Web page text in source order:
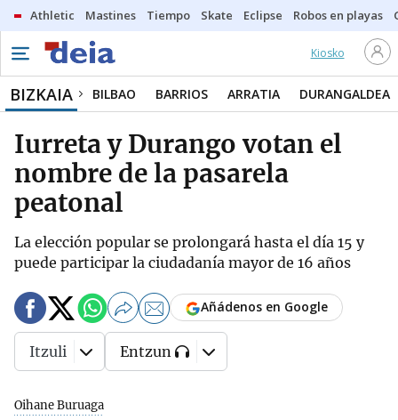
Athletic Mastines Tiempo Skate Eclipse Robos en playas
Kiosko
BIZKAIA BILBAO BARRIOS ARRATIA DURANGALDEA
Iurreta y Durango votan el
nombre de la pasarela
peatonal
La elección popular se prolongará hasta el día 15 y
puede participar la ciudadanía mayor de 16 años
Oihane Buruaga
Añádenos en Google
Itzuli Entzun